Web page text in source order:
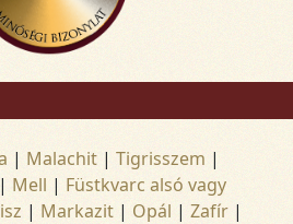
| Malachit | Tigrisszem |
| Mell | Füstkvarc alsó vagy
| Markazit | Opál | Zafír |